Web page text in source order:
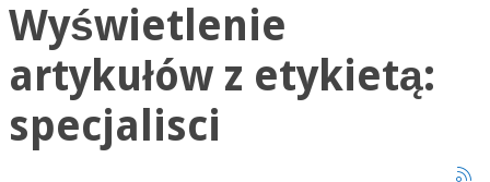
Wyświetlenie
artykułów z etykietą:
specjalisci